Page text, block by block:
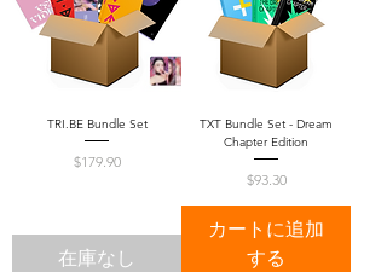
TRI.BE Bundle Set
価格
$179.90
在庫なし
TXT Bundle Set - Dream
Chapter Edition
価格
$93.30
カートに追加
する